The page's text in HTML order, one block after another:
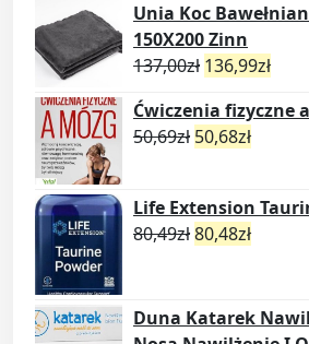
Unia Koc
150X200 Zinn
137,00zł 136,99zł
Ćwiczenia fizyczne
50,69zł 50,68zł
Life Extension
80,49zł80,48zł
Duna Katarek